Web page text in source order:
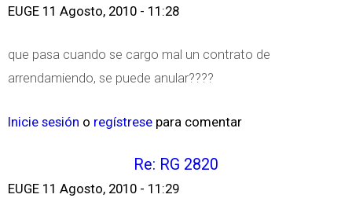
EUGE 11 Agosto, 2010 - 11:28
que pasa cuando se cargo mal un contrato de
arrendamiendo, se puede anular????
Inicie sesión o regístrese para comentar
Re: RG 2820
EUGE 11 Agosto, 2010 - 11:29